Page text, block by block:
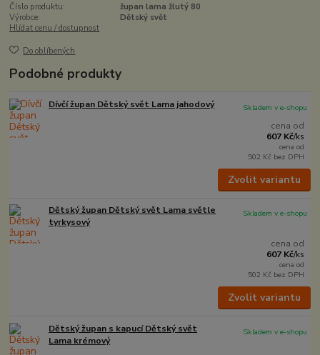
Číslo produktu:
župan lama žlutý 80
Výrobce:
Dětský svět
Hlídat cenu / dostupnost
Do oblíbených
Podobné produkty
Dívčí župan Dětský svět Lama jahodový
cena od
607 Kč/ks
cena od
502 Kč bez DPH
Skladem v e-shopu
Zvolit variantu
Dětský župan Dětský svět Lama světle
tyrkysový
cena od
607 Kč/ks
cena od
502 Kč bez DPH
Skladem v e-shopu
Zvolit variantu
Dětský župan s kapucí Dětský svět
Lama krémový
Skladem v e-shopu